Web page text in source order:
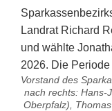
Vorstand des
nach rechts: Hans-
Oberpfalz),